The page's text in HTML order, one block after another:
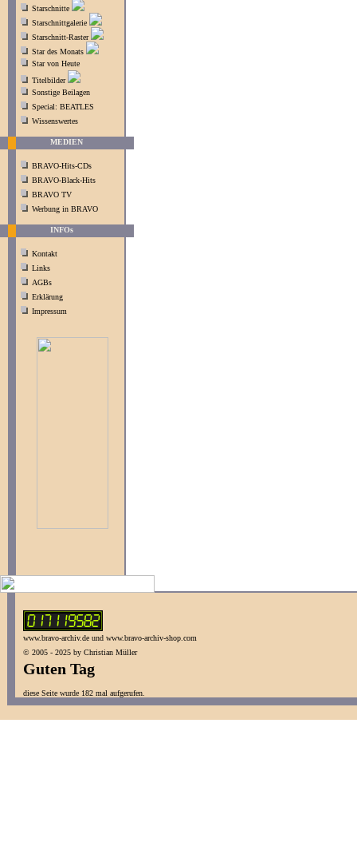
Starschnitte
Starschnittgalerie
Starschnitt-Raster
Star des Monats
Star von Heute
Titelbilder
Sonstige Beilagen
Special: BEATLES
Wissenswertes
MEDIEN
BRAVO-Hits-CDs
BRAVO-Black-Hits
BRAVO TV
Werbung in BRAVO
INFOs
Kontakt
Links
AGBs
Erklärung
Impressum
www.bravo-archiv.de und www.bravo-archiv-shop.com
© 2005 - 2025 by Christian Müller
Guten Tag
diese Seite wurde 182 mal aufgerufen.